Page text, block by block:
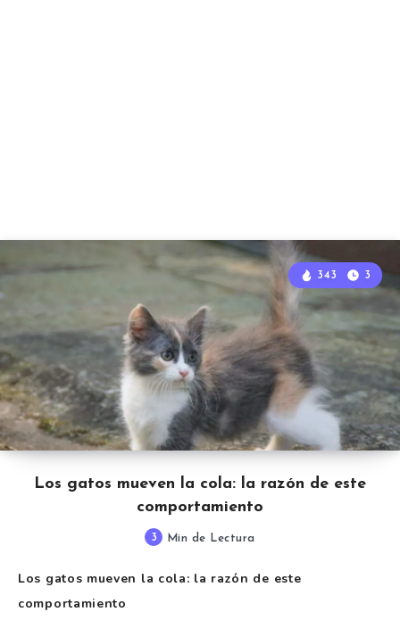
Los gatos mueven la cola: la razón de este
comportamiento
343 3
3 Min de Lectura
Los gatos mueven la cola: la razón de este
comportamiento